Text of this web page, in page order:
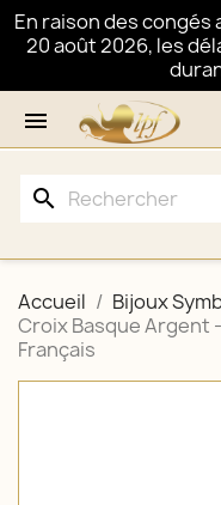
En raison des congés
20 août 2026, les

search
Accueil Bijoux
Croix Basque Argent
Français